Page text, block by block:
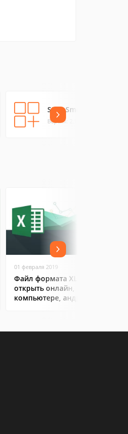
Stop Smoking!
Версия: 2.1
01 февраля 2019
Файл формата XLS: чем
открыть онлайн, на
компьютере, андроиде